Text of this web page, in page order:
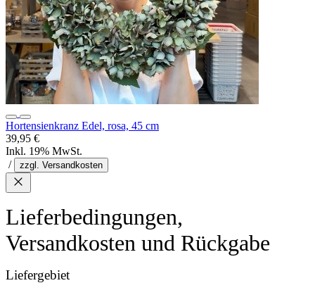
Hortensienkranz Edel, rosa, 45 cm
39,95 €
Inkl. 19% MwSt.
/
zzgl. Versandkosten
Lieferbedingungen,
Versandkosten und Rückgabe
Liefergebiet